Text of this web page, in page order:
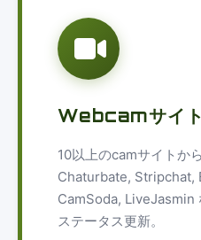
Webcamサイ
10以上のcamサイトか
Chaturbate, Stripchat,
CamSoda, LiveJasmin
ステータス更新。